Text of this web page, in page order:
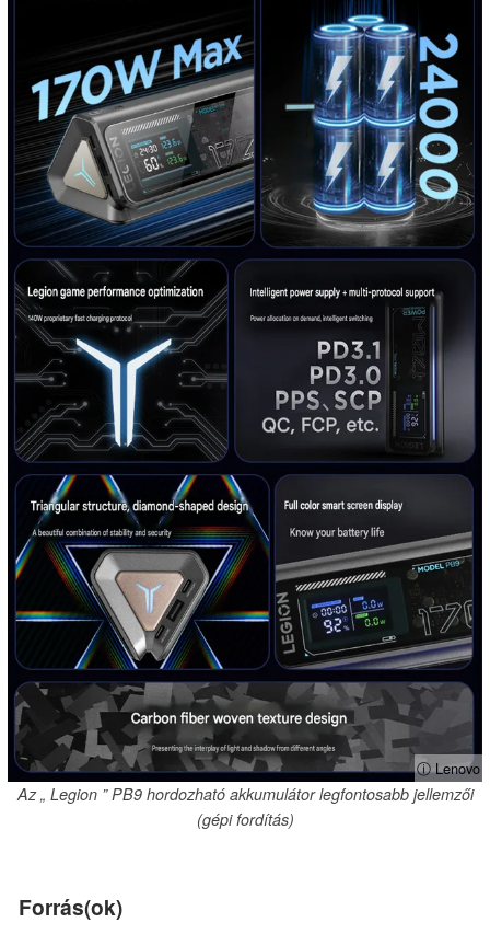
ⓘ Lenovo
Az „ Legion ” PB9 hordozható akkumulátor legfontosabb jellemzői
(gépi fordítás)
Forrás(ok)